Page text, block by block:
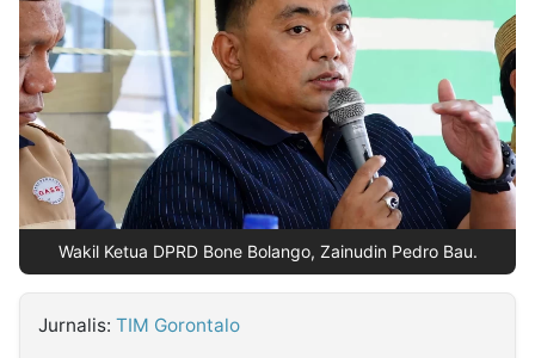
Insight
NTB
Suara
Time
Lens
IDN
Daily
Jogja
Jalan
Rakyat
Idealita
News
Kita
Notice
Dinamikapost.com
Radar
Baru
Seedbacklink
Follow
Kabarbaru
Wakil Ketua DPRD Bone Bolango, Zainudin Pedro Bau.
Jurnalis: TIM Gorontalo